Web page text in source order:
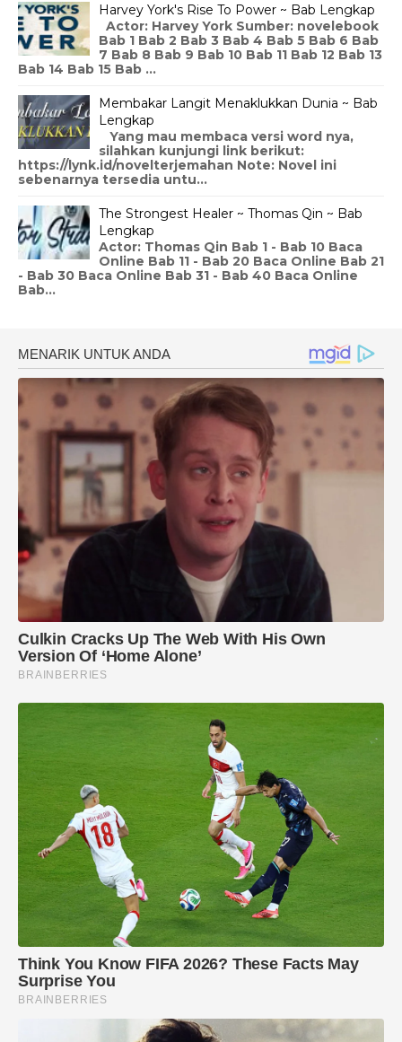
Harvey York's Rise To Power ~ Bab Lengkap
Actor: Harvey York Sumber: novelebook
Bab 1 Bab 2 Bab 3 Bab 4 Bab 5 Bab 6 Bab
7 Bab 8 Bab 9 Bab 10 Bab 11 Bab 12 Bab 13
Bab 14 Bab 15 Bab ...
Membakar Langit Menaklukkan Dunia ~ Bab
Lengkap
Yang mau membaca versi word nya,
silahkan kunjungi link berikut:
https://lynk.id/novelterjemahan Note: Novel ini
sebenarnya tersedia untu...
The Strongest Healer ~ Thomas Qin ~ Bab
Lengkap
Actor: Thomas Qin Bab 1 - Bab 10 Baca
Online Bab 11 - Bab 20 Baca Online Bab 21
- Bab 30 Baca Online Bab 31 - Bab 40 Baca Online
Bab...